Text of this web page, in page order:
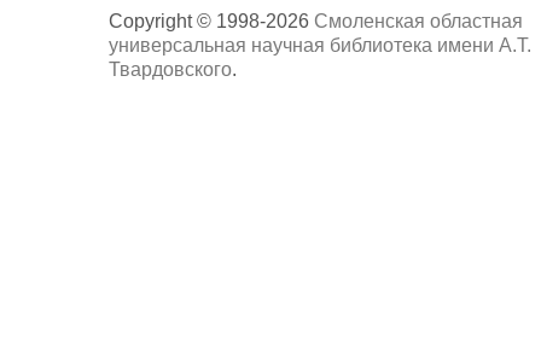
Copyright © 1998-2026 Смоленская областная
универсальная научная библиотека имени А.Т.
Твардовского.